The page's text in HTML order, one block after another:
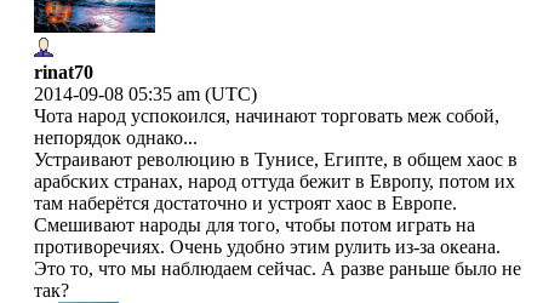
rinat70
2014-09-08 05:35 am (UTC)
Чота народ успокоился, начинают торговать меж собой,
непорядок однако...
Устраивают революцию в Тунисе, Египте, в общем хаос в
арабских странах, народ оттуда бежит в Европу, потом их
там наберётся достаточно и устроят хаос в Европе.
Смешивают народы для того, чтобы потом играть на
противоречиях. Очень удобно этим рулить из-за океана.
Это то, что мы наблюдаем сейчас. А разве раньше было не
так?